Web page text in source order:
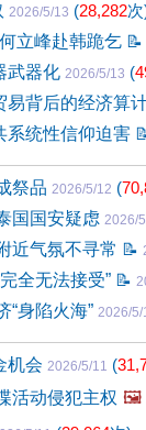
2026/5/13 (28,282
立峰赴韩跪乞 📝
武器化 2026/5/13 (
易背后的经济算
系统性信仰迫害
祭品 2026/5/12 (
国国安疑虑 2026/
近气氛不寻常 📝
全无法接受” 📝
“身陷火海” 2026/5/
机会 2026/5/11 (
活动侵犯主权 🖼️